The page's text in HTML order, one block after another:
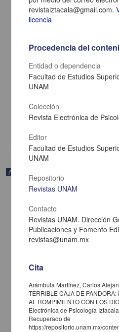
RELACIONES SOCIALES Y
UNIVERSITARIOS. DIFERENCIAS DE
Soria Trujano, Rocío; Ávila Ramos,
2015-03-01
Artes y Humanidades
Artículo
NIVEL DE DEPRESIÓN EN
DEL ESTADO DE YUCATÁN SEGÚN
revistaiztacala@gmail.com.
licencia
Procedencia del
Entidad o dependencia
Facultad de Estudios
UNAM
Colección
Revista Electrónica de
Editor
Facultad de Estudios
UNAM
Repositorio
Revistas UNAM
Contacto
Revistas UNAM. Dirección
Publicaciones y Fomento
revistas@unam.mx
Cita
Arámbula Martínez, Carlos
TERRIBLE CAJA DE
AL ROMPIMIENTO CON LOS
Electrónica de Psicología
Recuperado de
https://repositorio.unam.mx/